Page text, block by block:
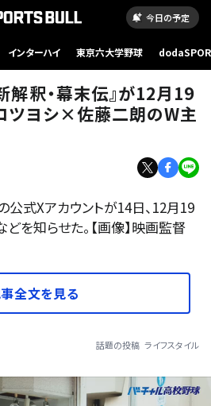
今日の予定
インターハイ 東京六大学野球
解釈・幕末伝』が12月19
ツヨシ×佐藤二朗のW主
公式Xアカウントが14日、12月19
を知らせた。【画像】映画監督
全文を見る
話題の投稿 ライフスタイル